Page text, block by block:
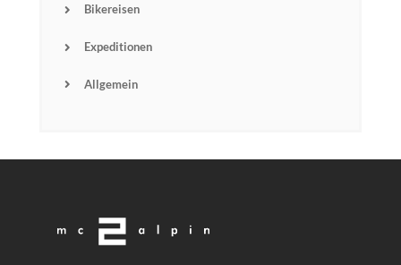
Bikereisen
Expeditionen
Allgemein